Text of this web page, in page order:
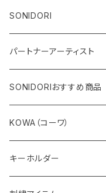
SONIDORI
カメラ関連用品
フィールドグッズ
アクセサリー
パートナーアーティスト
ドミニク・フォンデ
ガラスアート
絵画
URIJI工房
ブローチ
しおり
伊関文隆氏
SONIDORIおすすめ商品
KOWA（コーワ）
スポッティングスコープ
キーホルダー